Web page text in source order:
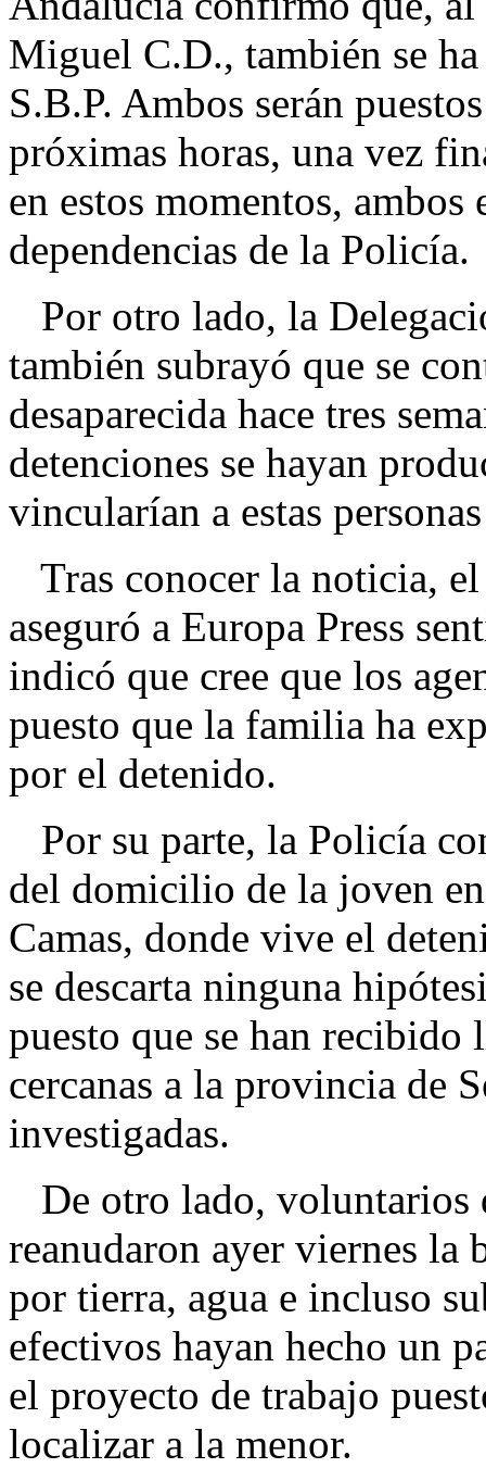
Miguel C.D., también se
S.B.P. Ambos serán
próximas horas, una vez
en estos momentos, ambos
dependencias de la Policía.
Por otro lado, la
también subrayó que se
desaparecida hace tres
detenciones se hayan
vincularían a estas
Tras conocer la noticia,
aseguró a Europa Press
indicó que cree que los
puesto que la familia ha
por el detenido.
Por su parte, la Policía
del domicilio de la joven
Camas, donde vive el
se descarta ninguna
puesto que se han recibido
cercanas a la provincia de
investigadas.
De otro lado, voluntarios
reanudaron ayer viernes la
por tierra, agua e incluso
efectivos hayan hecho un
el proyecto de trabajo
localizar a la menor.